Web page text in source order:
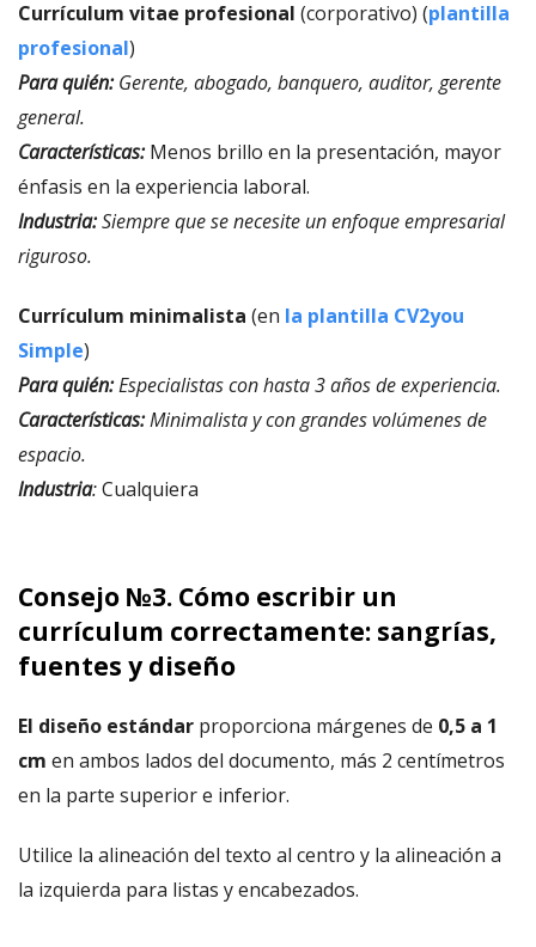
Currículum vitae profesional (corporativo) (plantilla
profesional)
Para quién:Gerente, abogado, banquero, auditor, gerente
general.
Características:Menos brillo en la presentación, mayor
énfasis en la experiencia laboral.
Industria:Siempre que se necesite un enfoque empresarial
riguroso.
Currículum minimalista (en la plantilla CV2you
Simple)
Para quién:Especialistas con hasta 3 años de experiencia.
Características:Minimalista y con grandes volúmenes de
espacio.
Industria:Cualquiera
Consejo №3. Cómo escribir un
currículum correctamente: sangrías,
fuentes y diseño
El diseño estándar proporciona márgenes de 0,5 a 1
cm en ambos lados del documento, más 2 centímetros
en la parte superior e inferior.
Utilice la alineación del texto al centro y la alineación a
la izquierda para listas y encabezados.